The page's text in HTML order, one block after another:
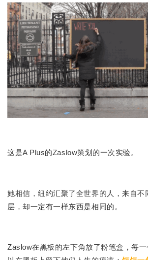
这是A Plus的Zaslow策划的一次实验。
她相信，纽约汇聚了全世界的人，来自不
层，却一定有一样东西是相同的。
Zaslow在黑板的左下角放了粉笔盒，每